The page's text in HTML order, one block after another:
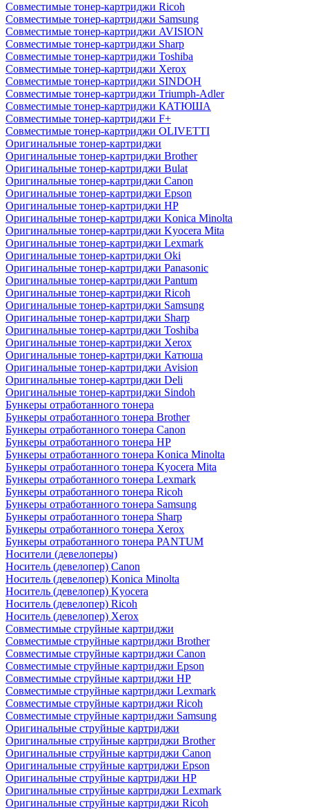
Совместимые тонер-картриджи Ricoh
Совместимые тонер-картриджи Samsung
Совместимые тонер-картриджи AVISION
Совместимые тонер-картриджи Sharp
Совместимые тонер-картриджи Toshiba
Совместимые тонер-картриджи Xerox
Совместимые тонер-картриджи SINDOH
Совместимые тонер-картриджи Triumph-Adler
Совместимые тонер-картриджи КАТЮША
Совместимые тонер-картриджи F+
Совместимые тонер-картриджи OLIVETTI
Оригинальные тонер-картриджи
Оригинальные тонер-картриджи Brother
Оригинальные тонер-картриджи Bulat
Оригинальные тонер-картриджи Canon
Оригинальные тонер-картриджи Epson
Оригинальные тонер-картриджи HP
Оригинальные тонер-картриджи Konica Minolta
Оригинальные тонер-картриджи Kyocera Mita
Оригинальные тонер-картриджи Lexmark
Оригинальные тонер-картриджи Oki
Оригинальные тонер-картриджи Panasonic
Оригинальные тонер-картриджи Pantum
Оригинальные тонер-картриджи Ricoh
Оригинальные тонер-картриджи Samsung
Оригинальные тонер-картриджи Sharp
Оригинальные тонер-картриджи Toshiba
Оригинальные тонер-картриджи Xerox
Оригинальные тонер-картриджи Катюша
Оригинальные тонер-картриджи Avision
Оригинальные тонер-картриджи Deli
Оригинальные тонер-картриджи Sindoh
Бункеры отработанного тонера
Бункеры отработанного тонера Brother
Бункеры отработанного тонера Canon
Бункеры отработанного тонера HP
Бункеры отработанного тонера Konica Minolta
Бункеры отработанного тонера Kyocera Mita
Бункеры отработанного тонера Lexmark
Бункеры отработанного тонера Ricoh
Бункеры отработанного тонера Samsung
Бункеры отработанного тонера Sharp
Бункеры отработанного тонера Xerox
Бункеры отработанного тонера PANTUM
Носители (девелоперы)
Носитель (девелопер) Canon
Носитель (девелопер) Konica Minolta
Носитель (девелопер) Kyocera
Носитель (девелопер) Ricoh
Носитель (девелопер) Xerox
Совместимые струйные картриджи
Совместимые струйные картриджи Brother
Совместимые струйные картриджи Canon
Совместимые струйные картриджи Epson
Совместимые струйные картриджи HP
Совместимые струйные картриджи Lexmark
Совместимые струйные картриджи Ricoh
Совместимые струйные картриджи Samsung
Оригинальные струйные картриджи
Оригинальные струйные картриджи Brother
Оригинальные струйные картриджи Canon
Оригинальные струйные картриджи Epson
Оригинальные струйные картриджи HP
Оригинальные струйные картриджи Lexmark
Оригинальные струйные картриджи Ricoh